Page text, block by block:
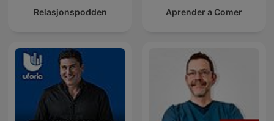
Relasjonspodden Aprender a Comer